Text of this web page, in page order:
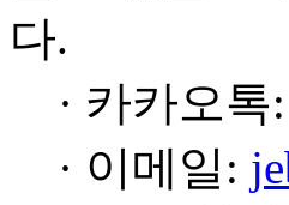
다.
· 카카오
· 이메일: